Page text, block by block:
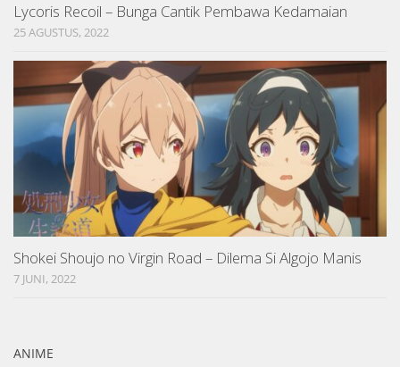
Lycoris Recoil – Bunga Cantik Pembawa Kedamaian
25 AGUSTUS, 2022
Shokei Shoujo no Virgin Road – Dilema Si Algojo Manis
7 JUNI, 2022
ANIME